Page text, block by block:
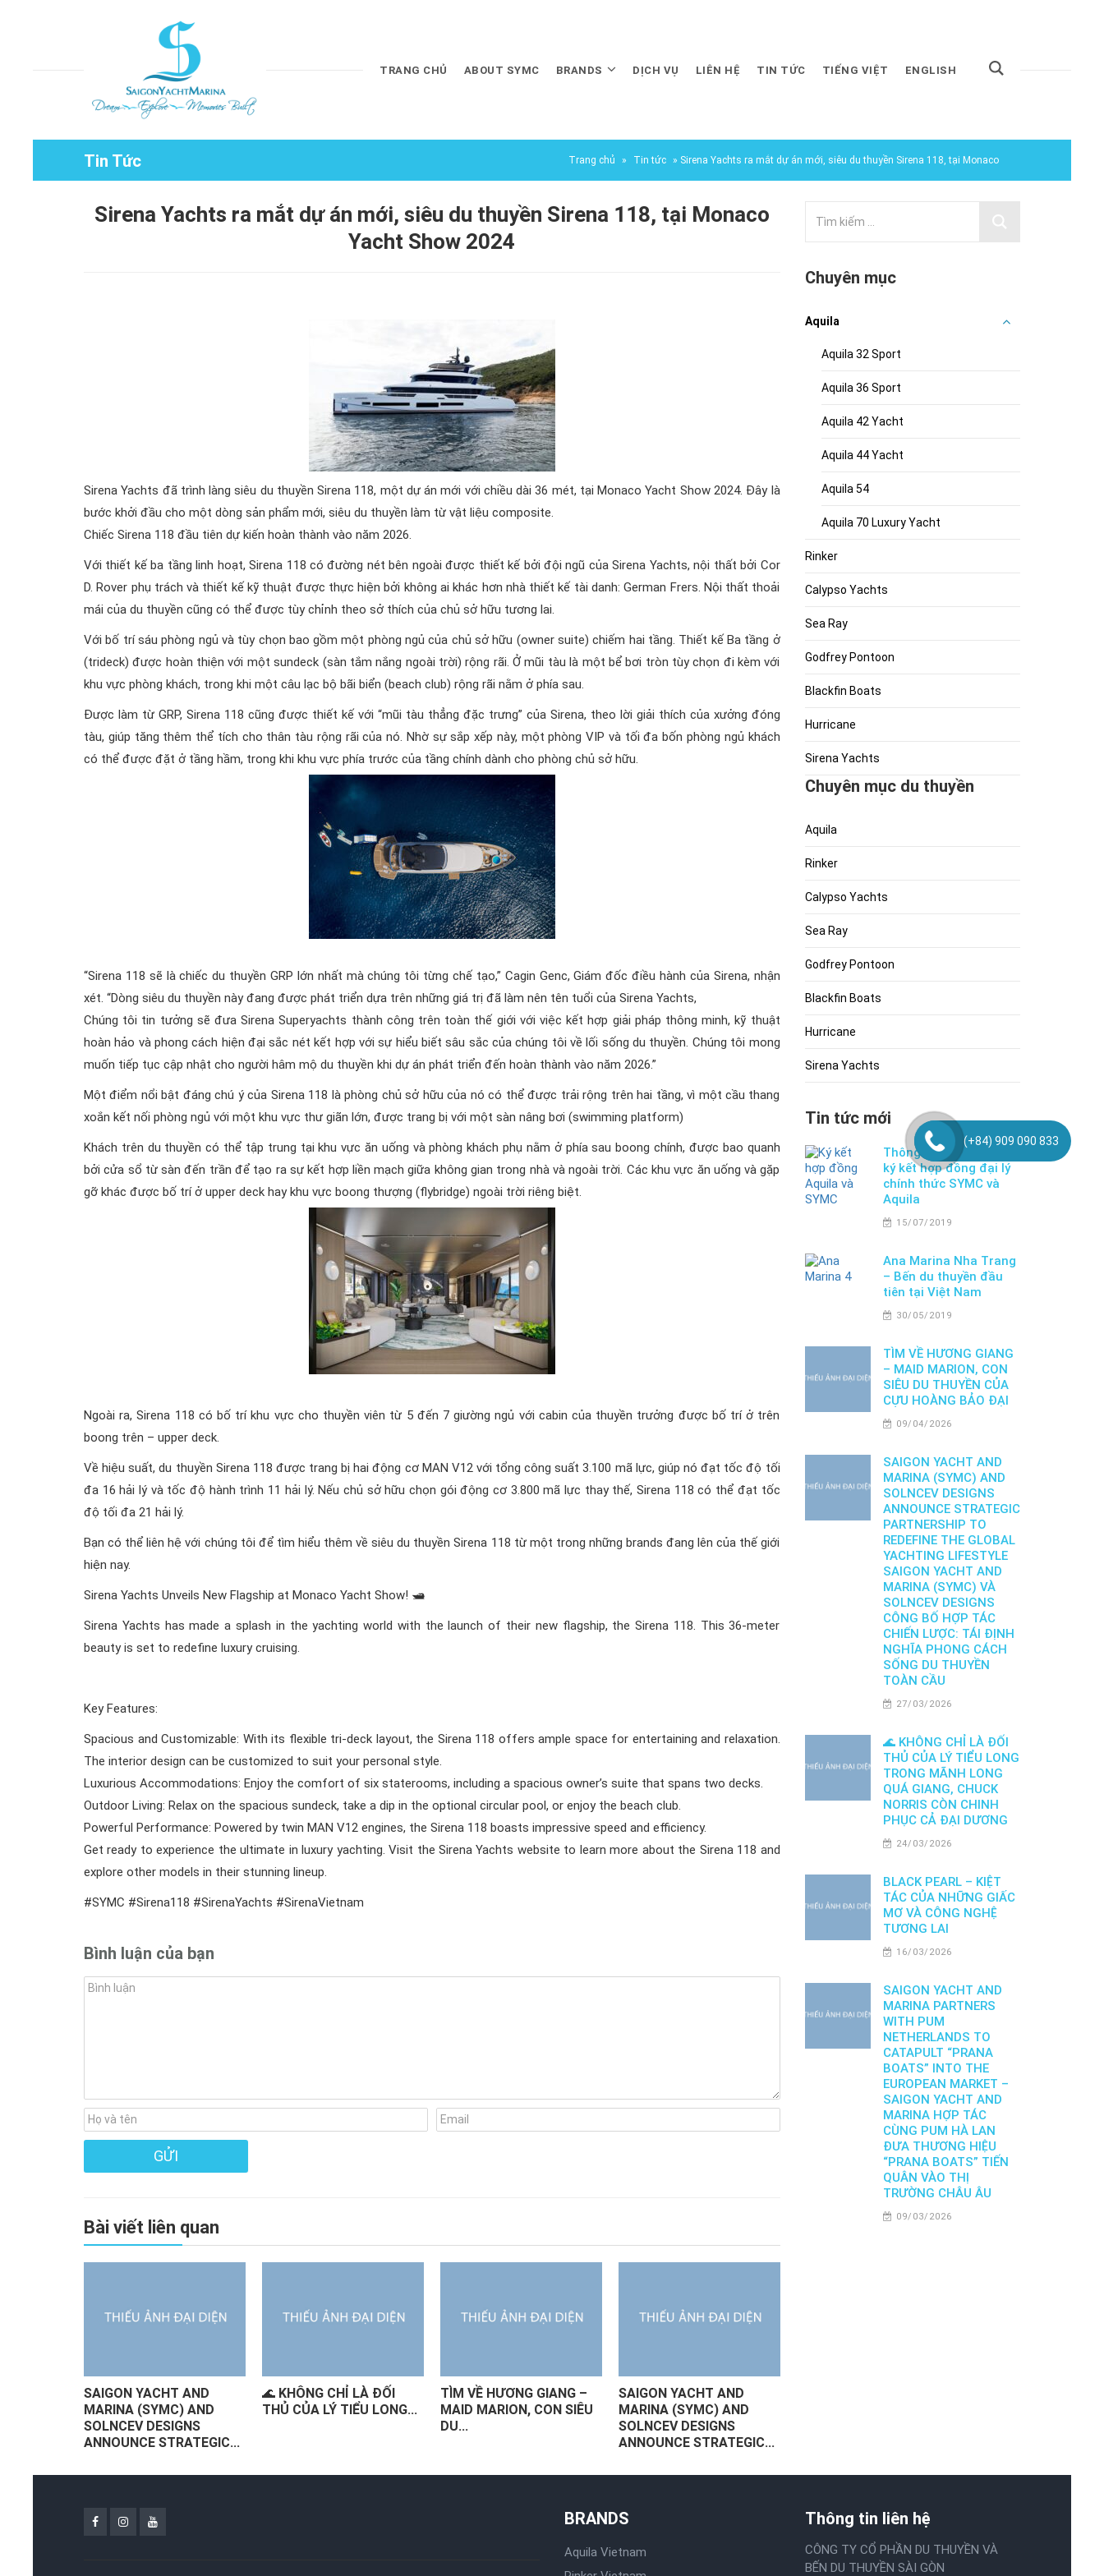
TRANG CHỦ ABOUT SYMC BRANDS DỊCH VỤ LIÊN HỆ TIN TỨC TIẾNG VIỆT ENGLISH
Tin Tức Trang chủ » Tin tức » Sirena Yachts ra mắt dự án mới, siêu du thuyền Sirena 118, tại Monaco
Sirena Yachts ra mắt dự án mới, siêu du thuyền Sirena 118, tại Monaco
Yacht Show 2024
Sirena Yachts đã trình làng siêu du thuyền Sirena 118, một dự án mới với chiều dài 36 mét, tại Monaco Yacht Show 2024. Đây là
bước khởi đầu cho một dòng sản phẩm mới, siêu du thuyền làm từ vật liệu composite.
Chiếc Sirena 118 đầu tiên dự kiến hoàn thành vào năm 2026.
Với thiết kế ba tầng linh hoạt, Sirena 118 có đường nét bên ngoài được thiết kế bởi đội ngũ của Sirena Yachts, nội thất bởi Cor
D. Rover phụ trách và thiết kế kỹ thuật được thực hiện bởi không ai khác hơn nhà thiết kế tài danh: German Frers. Nội thất thoải
mái của du thuyền cũng có thể được tùy chỉnh theo sở thích của chủ sở hữu tương lai.
Với bố trí sáu phòng ngủ và tùy chọn bao gồm một phòng ngủ của chủ sở hữu (owner suite) chiếm hai tầng. Thiết kế Ba tầng ở
(trideck) được hoàn thiện với một sundeck (sàn tắm nắng ngoài trời) rộng rãi. Ở mũi tàu là một bể bơi tròn tùy chọn đi kèm với
khu vực phòng khách, trong khi một câu lạc bộ bãi biển (beach club) rộng rãi nằm ở phía sau.
Được làm từ GRP, Sirena 118 cũng được thiết kế với “mũi tàu thẳng đặc trưng” của Sirena, theo lời giải thích của xưởng đóng
tàu, giúp tăng thêm thể tích cho thân tàu rộng rãi của nó. Nhờ sự sắp xếp này, một phòng VIP và tối đa bốn phòng ngủ khách
có thể được đặt ở tầng hầm, trong khi khu vực phía trước của tầng chính dành cho phòng chủ sở hữu.
“Sirena 118 sẽ là chiếc du thuyền GRP lớn nhất mà chúng tôi từng chế tạo,” Cagin Genc, Giám đốc điều hành của Sirena, nhận
xét. “Dòng siêu du thuyền này đang được phát triển dựa trên những giá trị đã làm nên tên tuổi của Sirena Yachts,
Chúng tôi tin tưởng sẽ đưa Sirena Superyachts thành công trên toàn thế giới với việc kết hợp giải pháp thông minh, kỹ thuật
hoàn hảo và phong cách hiện đại sắc nét kết hợp với sự hiểu biết sâu sắc của chúng tôi về lối sống du thuyền. Chúng tôi mong
muốn tiếp tục cập nhật cho người hâm mộ du thuyền khi dự án phát triển đến hoàn thành vào năm 2026.”
Một điểm nổi bật đáng chú ý của Sirena 118 là phòng chủ sở hữu của nó có thể được trải rộng trên hai tầng, vì một cầu thang
xoắn kết nối phòng ngủ với một khu vực thư giãn lớn, được trang bị với một sàn nâng bơi (swimming platform)
Khách trên du thuyền có thể tập trung tại khu vực ăn uống và phòng khách phụ nằm ở phía sau boong chính, được bao quanh
bởi cửa sổ từ sàn đến trần để tạo ra sự kết hợp liền mạch giữa không gian trong nhà và ngoài trời. Các khu vực ăn uống và gặp
gỡ khác được bố trí ở upper deck hay khu vực boong thượng (flybridge) ngoài trời riêng biệt.
Ngoài ra, Sirena 118 có bố trí khu vực cho thuyền viên từ 5 đến 7 giường ngủ với cabin của thuyền trưởng được bố trí ở trên
boong trên – upper deck.
Về hiệu suất, du thuyền Sirena 118 được trang bị hai động cơ MAN V12 với tổng công suất 3.100 mã lực, giúp nó đạt tốc độ tối
đa 16 hải lý và tốc độ hành trình 11 hải lý. Nếu chủ sở hữu chọn gói động cơ 3.800 mã lực thay thế, Sirena 118 có thể đạt tốc
độ tối đa 21 hải lý.
Bạn có thể liên hệ với chúng tôi để tìm hiểu thêm về siêu du thuyền Sirena 118 từ một trong những brands đang lên của thế giới
hiện nay.
Sirena Yachts Unveils New Flagship at Monaco Yacht Show! 🛥️
Sirena Yachts has made a splash in the yachting world with the launch of their new flagship, the Sirena 118. This 36-meter
beauty is set to redefine luxury cruising.
Key Features:
Spacious and Customizable: With its flexible tri-deck layout, the Sirena 118 offers ample space for entertaining and relaxation.
The interior design can be customized to suit your personal style.
Luxurious Accommodations: Enjoy the comfort of six staterooms, including a spacious owner’s suite that spans two decks.
Outdoor Living: Relax on the spacious sundeck, take a dip in the optional circular pool, or enjoy the beach club.
Powerful Performance: Powered by twin MAN V12 engines, the Sirena 118 boasts impressive speed and efficiency.
Get ready to experience the ultimate in luxury yachting. Visit the Sirena Yachts website to learn more about the Sirena 118 and
explore other models in their stunning lineup.
#SYMC #Sirena118 #SirenaYachts #SirenaVietnam
Bình luận của bạn
Bài viết liên quan
SAIGON YACHT AND
MARINA (SYMC) AND
SOLNCEV DESIGNS
ANNOUNCE STRATEGIC...
🌊 KHÔNG CHỈ LÀ ĐỐI
THỦ CỦA LÝ TIỂU LONG...
TÌM VỀ HƯƠNG GIANG –
MAID MARION, CON SIÊU
DU...
SAIGON YACHT AND
MARINA (SYMC) AND
SOLNCEV DESIGNS
ANNOUNCE STRATEGIC...
Chuyên mục
Aquila
Aquila 32 Sport
Aquila 36 Sport
Aquila 42 Yacht
Aquila 44 Yacht
Aquila 54
Aquila 70 Luxury Yacht
Rinker
Calypso Yachts
Sea Ray
Godfrey Pontoon
Blackfin Boats
Hurricane
Sirena Yachts
Chuyên mục du thuyền
Aquila
Rinker
Calypso Yachts
Sea Ray
Godfrey Pontoon
Blackfin Boats
Hurricane
Sirena Yachts
Tin tức mới
Thông cáo báo chí | Lễ
ký kết hợp đồng đại lý
chính thức SYMC và
Aquila
15/07/2019
Ana Marina Nha Trang
– Bến du thuyền đầu
tiên tại Việt Nam
30/05/2019
TÌM VỀ HƯƠNG GIANG
– MAID MARION, CON
SIÊU DU THUYỀN CỦA
CỰU HOÀNG BẢO ĐẠI
09/04/2026
SAIGON YACHT AND
MARINA (SYMC) AND
SOLNCEV DESIGNS
ANNOUNCE STRATEGIC
PARTNERSHIP TO
REDEFINE THE GLOBAL
YACHTING LIFESTYLE
SAIGON YACHT AND
MARINA (SYMC) VÀ
SOLNCEV DESIGNS
CÔNG BỐ HỢP TÁC
CHIẾN LƯỢC: TÁI ĐỊNH
NGHĨA PHONG CÁCH
SỐNG DU THUYỀN
TOÀN CẦU
27/03/2026
🌊 KHÔNG CHỈ LÀ ĐỐI
THỦ CỦA LÝ TIỂU LONG
TRONG MÃNH LONG
QUÁ GIANG, CHUCK
NORRIS CÒN CHINH
PHỤC CẢ ĐẠI DƯƠNG
24/03/2026
BLACK PEARL – KIỆT
TÁC CỦA NHỮNG GIẤC
MƠ VÀ CÔNG NGHỆ
TƯƠNG LAI
16/03/2026
SAIGON YACHT AND
MARINA PARTNERS
WITH PUM
NETHERLANDS TO
CATAPULT “PRANA
BOATS” INTO THE
EUROPEAN MARKET –
SAIGON YACHT AND
MARINA HỢP TÁC
CÙNG PUM HÀ LAN
ĐƯA THƯƠNG HIỆU
“PRANA BOATS” TIẾN
QUÂN VÀO THỊ
TRƯỜNG CHÂU ÂU
09/03/2026
BRANDS
Aquila Vietnam
Thông tin liên hệ
CÔNG TY CỔ PHẦN DU THUYỀN VÀ
BẾN DU THUYỀN SÀI GÒN
(+84) 909 090 833